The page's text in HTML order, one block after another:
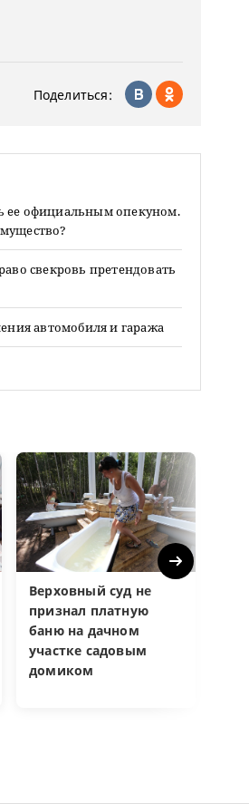
Поделиться:
ее официальным опекуном.
свекровь претендовать
автомобиля и гаража
Верховный суд не
признал платную
баню на дачном
участке садовым
домиком
Next